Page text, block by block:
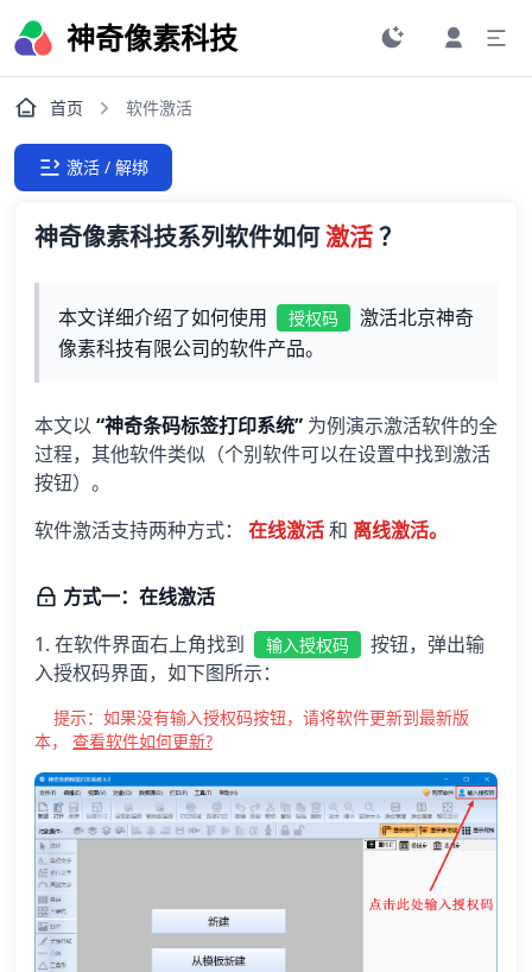
神奇像素科技
首页 软件激活
激活 / 解绑
神奇像素科技系列软件如何激活？
本文详细介绍了如何使用 授权码
激活北京神奇
像素科技有限公司的软件产品。
本文以 “神奇条码标签打印系统” 为例演示激活软件的全
过程，其他软件类似（个别软件可以在设置中找到激活
按钮）。
软件激活支持两种方式： 在线激活和 离线激活。
方式一：在线激活
1. 在软件界面右上角找到
输入授权码
按钮，弹出输
入授权码界面，如下图所示：
提示：如果没有输入授权码按钮，请将软件更新到最新版
本， 查看软件如何更新?